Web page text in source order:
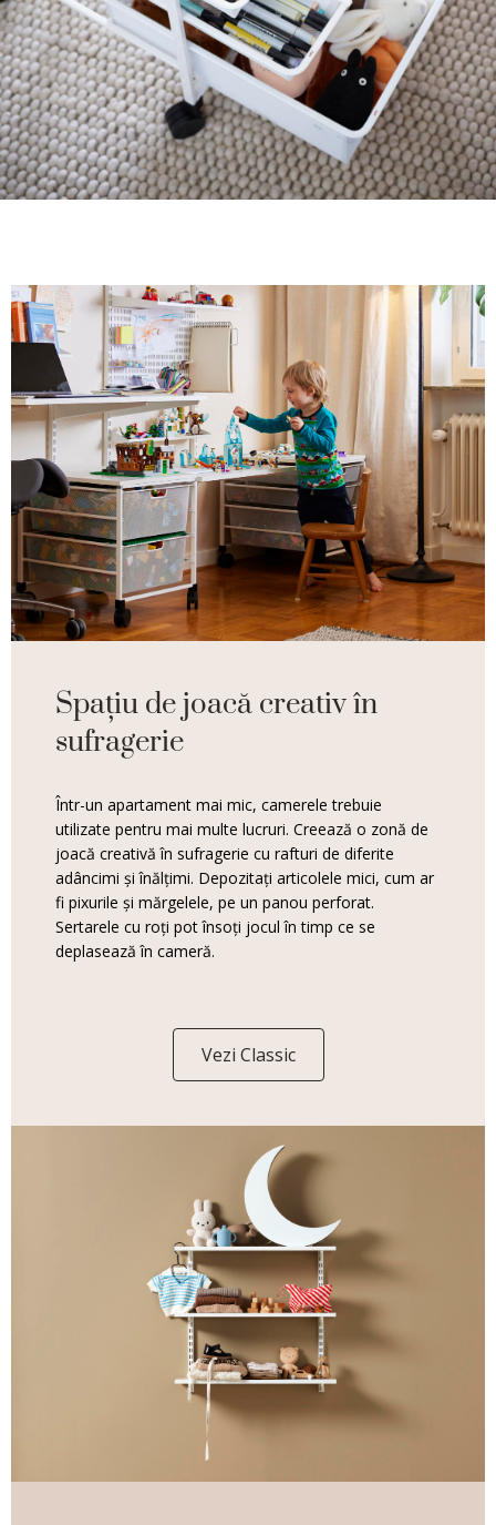
Spațiu de joacă creativ în
sufragerie
Într-un apartament mai mic, camerele trebuie
utilizate pentru mai multe lucruri. Creează o zonă de
joacă creativă în sufragerie cu rafturi de diferite
adâncimi și înălțimi. Depozitați articolele mici, cum ar
fi pixurile și mărgelele, pe un panou perforat.
Sertarele cu roți pot însoți jocul în timp ce se
deplasează în cameră.
Vezi Classic